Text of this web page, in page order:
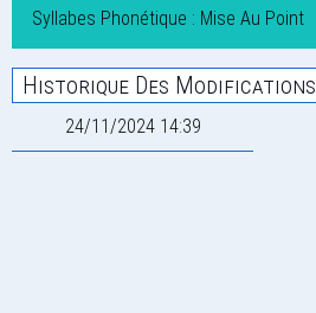
Syllabes Phonétique : Mise Au Point
Historique Des Modifications
24/11/2024 14:39